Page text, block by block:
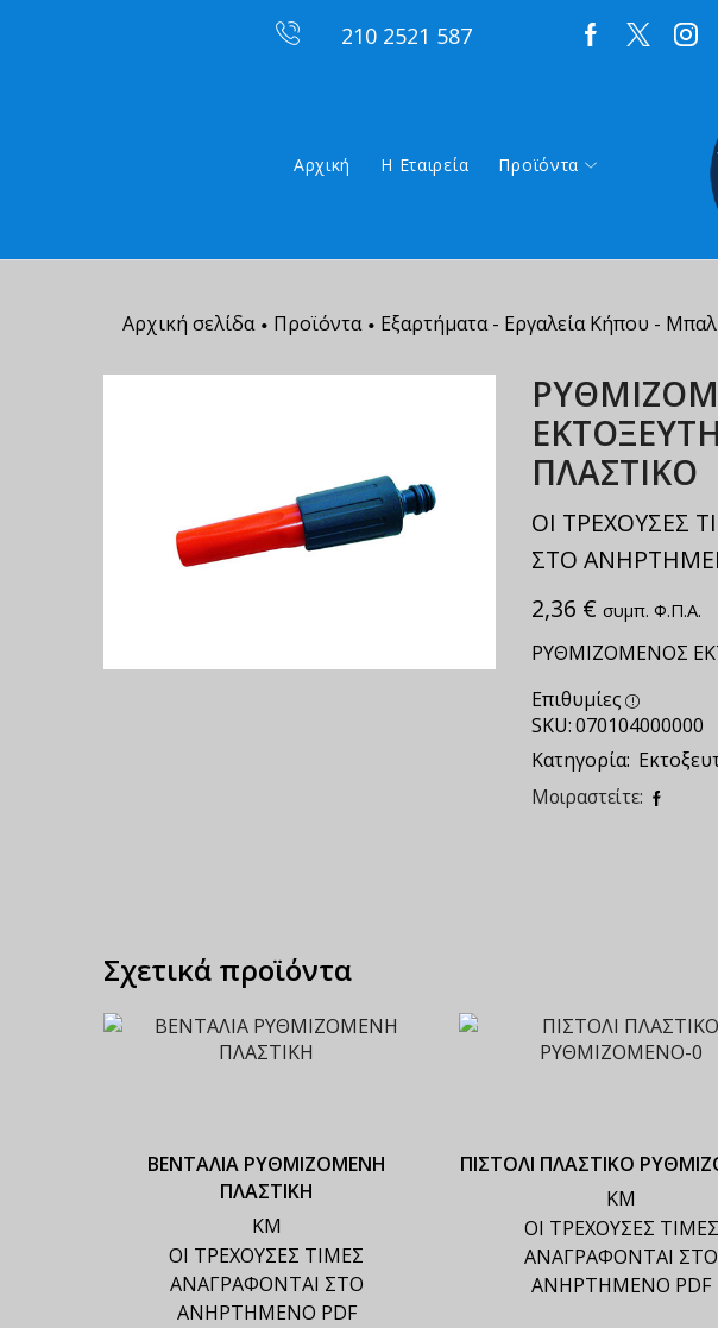
210 2521 587
Αρχική Η Εταιρεία Προϊόντα
Αρχική σελίδα • Προϊόντα • Εξαρτήματα - Εργαλεία Κήπου -
ΠΛΑΣΤΙΚΟ
ΟΙ ΤΡΕΧΟΥΣΕΣ
ΣΤΟ
2,36 € συμπ. Φ.Π.Α.
ΡΥΘΜΙΖΟΜΕΝΟΣ
Επιθυμίες
SKU:070104000000
Κατηγορία:
Μοιραστείτε:
Σχετικά προϊόντα
ΒΕΝΤΑΛΙΑ ΡΥΘΜΙΖΟΜΕΝΗ
ΠΛΑΣΤΙΚΗ
ΚΜ
ΟΙ ΤΡΕΧΟΥΣΕΣ ΤΙΜΕΣ
ΑΝΑΓΡΑΦΟΝΤΑΙ ΣΤΟ
ΑΝΗΡΤΗΜΕΝΟ PDF
ΠΙΣΤΟΛΙ ΠΛΑΣΤΙΚΟ
ΚΜ
ΟΙ ΤΡΕΧΟΥΣΕΣ ΤΙΜΕΣ
ΑΝΑΓΡΑΦΟΝΤΑΙ ΣΤΟ
ΑΝΗΡΤΗΜΕΝΟ PDF